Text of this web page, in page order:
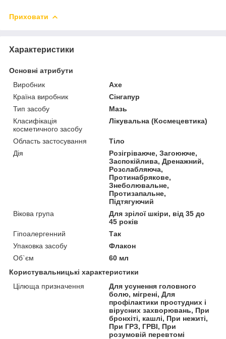
Приховати
Характеристики
Основні атрибути
Виробник
Axe
Країна виробник
Сінгапур
Тип засобу
Мазь
Класифікація
косметичного засобу
Лікувальна (Космецевтика)
Область застосування
Тіло
Дія
Розігріваюче, Загоююче,
Заспокійлива, Дренажний,
Розслабляюча,
Протинабрякове,
Знеболювальне,
Протизапальне,
Підтягуючий
Вікова група
Для зрілої шкіри, від 35 до
45 років
Гіпоалергенний
Так
Упаковка засобу
Флакон
Об`єм
60 мл
Користувальницькі характеристики
Цілюща призначення
Для усунення головного
болю, мігрені, Для
профілактики простудних і
вірусних захворювань, При
бронхіті, кашлі, При нежиті,
При ГРЗ, ГРВІ, При
розумовій перевтомі